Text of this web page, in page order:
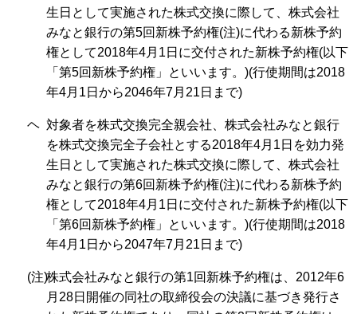
生日として実施された株式交換に際して、株式会社
みなと銀行の第5回新株予約権(注)に代わる新株予約
権として2018年4月1日に交付された新株予約権(以下
「第5回新株予約権」といいます。)(行使期間は2018
年4月1日から2046年7月21日まで)
ヘ 対象者を株式交換完全親会社、株式会社みなと銀行
を株式交換完全子会社とする2018年4月1日を効力発
生日として実施された株式交換に際して、株式会社
みなと銀行の第6回新株予約権(注)に代わる新株予約
権として2018年4月1日に交付された新株予約権(以下
「第6回新株予約権」といいます。)(行使期間は2018
年4月1日から2047年7月21日まで)
(注)株式会社みなと銀行の第1回新株予約権は、2012年6
月28日開催の同社の取締役会の決議に基づき発行さ